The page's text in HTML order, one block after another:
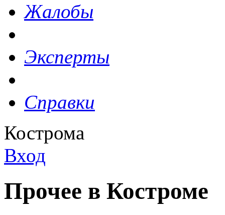
Жалобы
Эксперты
Справки
Кострома
Вход
Прочее в Костроме